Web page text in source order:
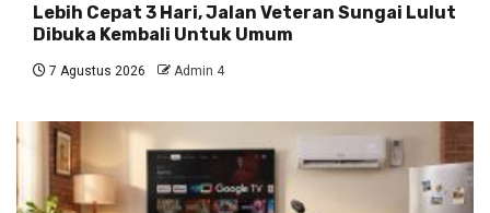
Lebih Cepat 3 Hari, Jalan Veteran Sungai Lulut
Dibuka Kembali Untuk Umum
7 Agustus 2026 Admin 4